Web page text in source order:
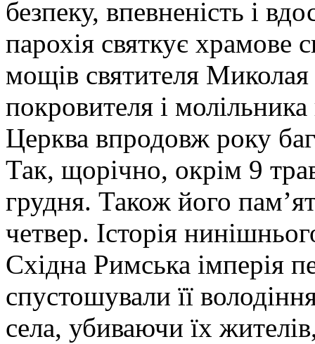
безпеку, впевненість і
парохія святкує храмове
мощів святителя
покровителя і
Церква впродовж року
Так, щорічно, окрім 9
грудня. Також його
четвер. Історія
Східна Римська імперія
спустошували її
села, убиваючи їх